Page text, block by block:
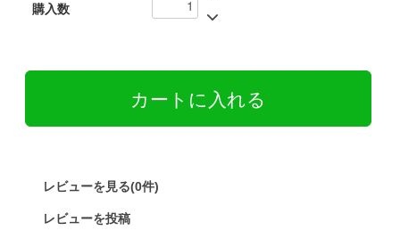
購入数
レビューを見る(0件)
レビューを投稿